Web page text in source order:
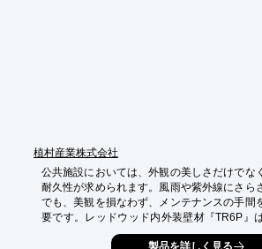
植村産業株式会社
公共施設においては、外観の美しさだけでな
耐久性が求められます。風雨や紫外線にさら
でも、美観を損なわず、メンテナンスの手間
要です。レッドウッド内外装壁材『TR6P』
くいレッドウッドの特性を活かし、公共施設
製品を詳しく見る